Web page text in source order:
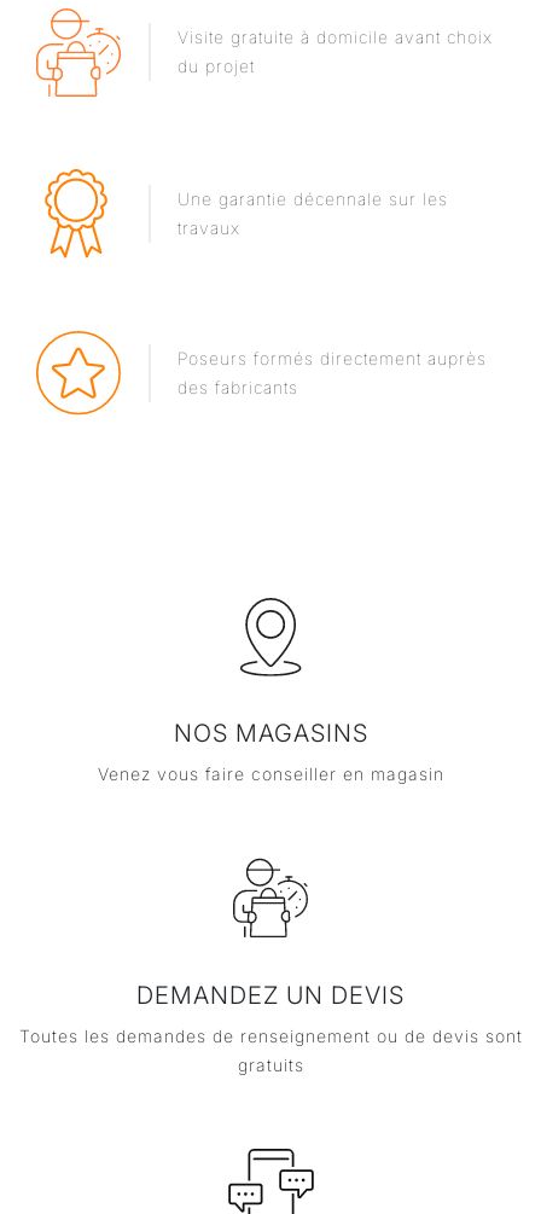
Visite gratuite à domicile avant choix
du projet
Poseurs formés directement auprès
des fabricants
Une garantie décennale sur les
travaux
NOS MAGASINS
Venez vous faire conseiller en magasin
DEMANDEZ UN DEVIS
Toutes les demandes de renseignement ou de devis sont
gratuits